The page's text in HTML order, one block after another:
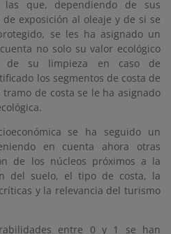
que, dependiendo de sus
exposición al oleaje y de si se
se les ha asignado un
no solo su valor ecológico
de su limpieza en caso de
los segmentos de costa de
de costa se le ha asignado
se ha seguido un
en cuenta ahora otras
de los núcleos próximos a la
del suelo, el tipo de costa, la
y la relevancia del turismo
entre 0 y 1 se han